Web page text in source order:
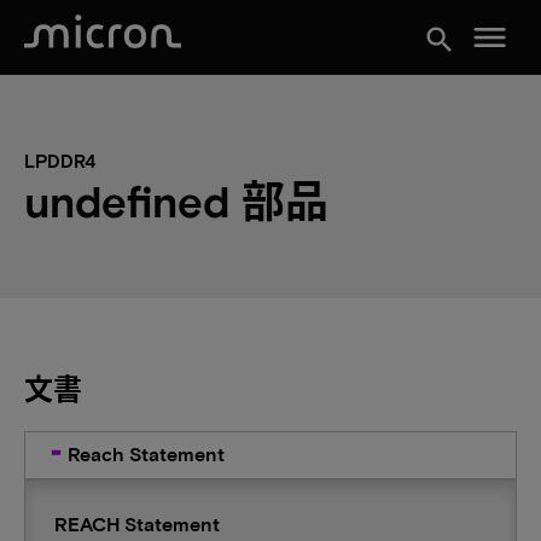
search menu
LPDDR4
undefined 部品
文書
Reach Statement
REACH Statement